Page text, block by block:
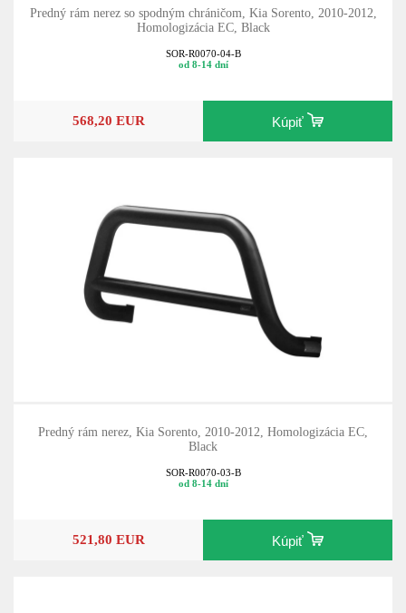
Predný rám nerez so spodným chráničom, Kia Sorento, 2010-2012,
Homologizácia EC, Black
SOR-R0070-04-B
od 8-14 dní
568,20 EUR Kúpiť
Predný rám nerez, Kia Sorento, 2010-2012, Homologizácia EC,
Black
SOR-R0070-03-B
od 8-14 dní
521,80 EUR Kúpiť